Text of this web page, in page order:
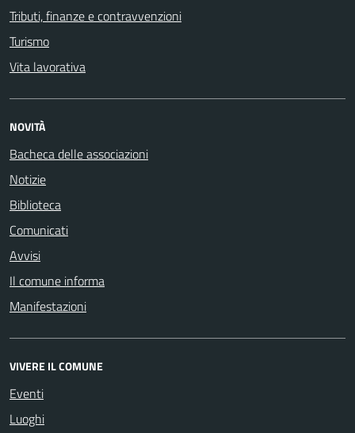
Tributi, finanze e contravvenzioni
Turismo
Vita lavorativa
NOVITÀ
Bacheca delle associazioni
Notizie
Biblioteca
Comunicati
Avvisi
Il comune informa
Manifestazioni
VIVERE IL COMUNE
Eventi
Luoghi